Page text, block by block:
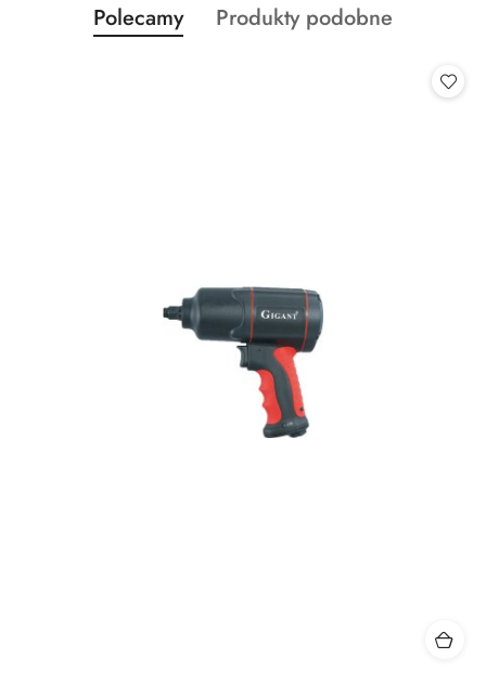
Pomiń karuzelę produktów
Produkty
o
Polecamy
Produkty
Produkty podobne